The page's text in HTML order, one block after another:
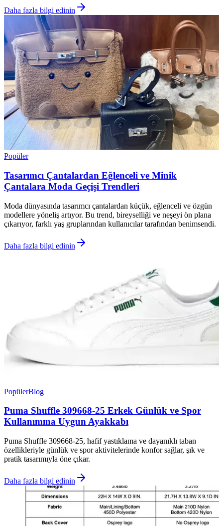
Daha fazla bilgi edinin
Popüler
Tasarımcı Çantalardan Eğlenceli ve Minik
Çantalara Moda Geçişi Trendleri
Moda dünyasında tasarımcı çantalardan küçük, eğlenceli ve özgün
modellere yöneliş artıyor. Bu trend, bireyselliği ve neşeyi ön plana
çıkarıyor, farklı yaş gruplarından kullanıcılar tarafından benimsendi.
Daha fazla bilgi edinin
PopülerBlog
Puma Shuffle 309668-25 Erkek Günlük ve Spor
Kullanımına Uygun Ayakkabı
Puma Shuffle 309668-25, hafif yastıklama ve dayanıklı taban
özellikleriyle günlük ve spor aktivitelerinde konfor sağlar, şık ve
pratik tasarımıyla öne çıkar.
Daha fazla bilgi edinin